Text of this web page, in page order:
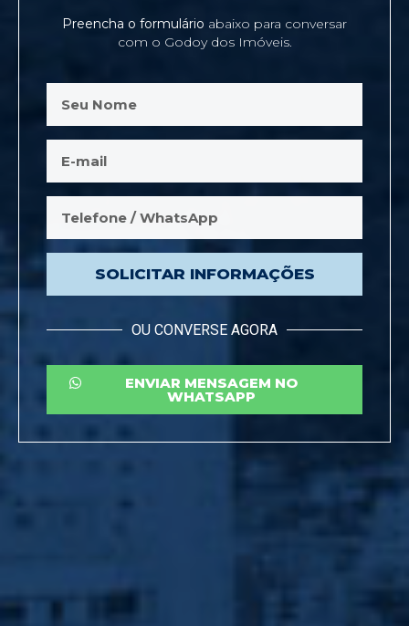
Preencha o formulário abaixo para conversar
com o Godoy dos Imóveis.
SOLICITAR INFORMAÇÕES
OU CONVERSE AGORA
ENVIAR MENSAGEM NO
WHATSAPP